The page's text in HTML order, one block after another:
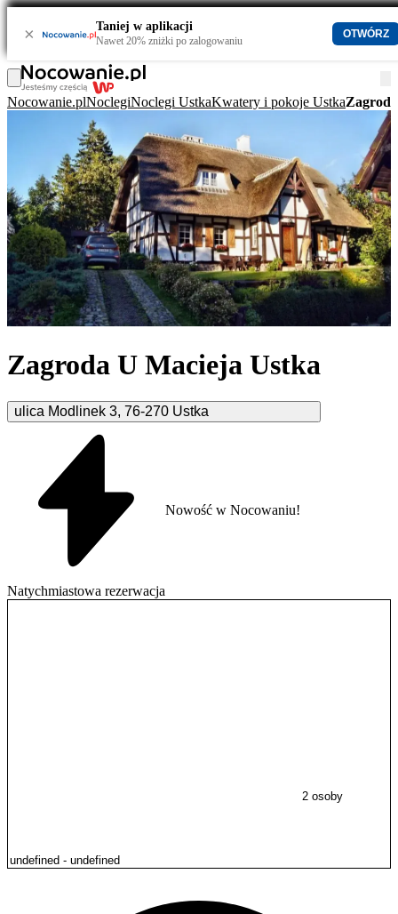
× Taniej w aplikacji
Nawet 20% zniżki po zalogowaniu
OTWÓRZ
Nocowanie.plNoclegiNoclegi UstkaKwatery i pokoje Ustka
Zagroda U Macieja Ustka
ulica Modlinek 3, 76-270 Ustka
Natychmiastowa rezerwacja
Nowość w Nocowaniu!
2 osoby